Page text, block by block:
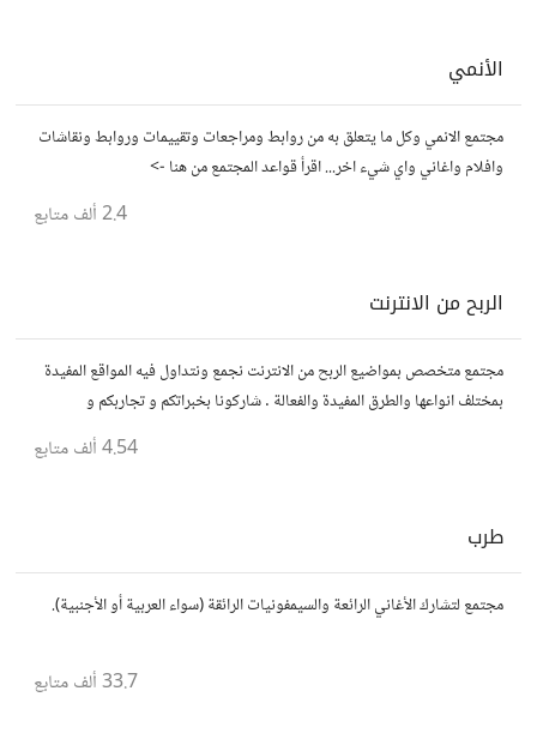
الأنمي
مجتمع الانمي وكل ما يتعلق به من روابط ومراجعات وتقييمات وروابط ونقاشات
وافلام واغاني واي شيء اخر... اقرأ قواعد المجتمع من هنا ->
2.4 ألف متابع
الربح من الانترنت
مجتمع متخصص بمواضيع الربح من الانترنت نجمع ونتداول فيه المواقع المفيدة
بمختلف انواعها والطرق المفيدة والفعالة . شاركونا بخبراتكم و تجاربكم و
4.54 ألف متابع
طرب
مجتمع لتشارك الأغاني الرائعة والسيمفونيات الرائقة (سواء العربية أو الأجنبية).
33.7 ألف متابع